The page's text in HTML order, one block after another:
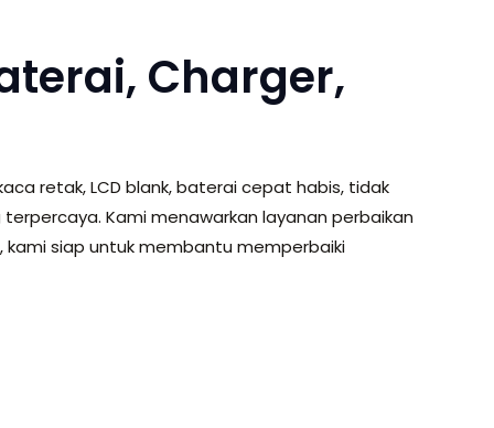
Charger,
retak, LCD blank, baterai cepat habis, tidak
Kami menawarkan layanan perbaikan
kami siap untuk membantu memperbaiki